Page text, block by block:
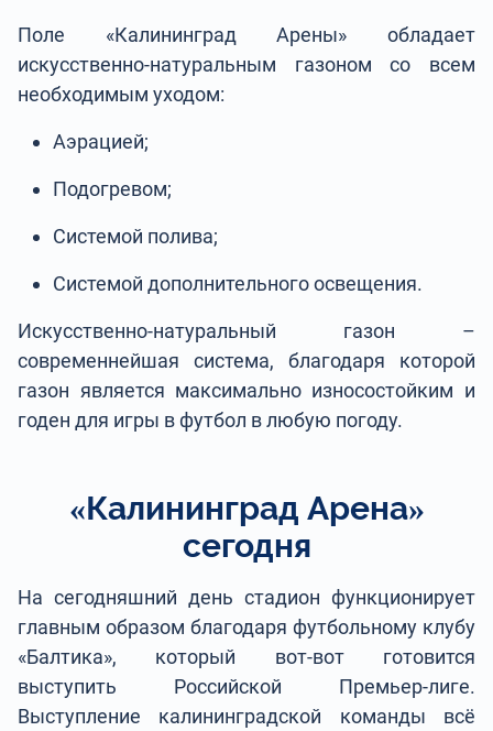
Поле «Калининград Арены» обладает
искусственно-натуральным газоном со всем
необходимым уходом:
Аэрацией;
Подогревом;
Системой полива;
Системой дополнительного освещения.
Искусственно-натуральный газон –
современнейшая система, благодаря которой
газон является максимально износостойким и
годен для игры в футбол в любую погоду.
«Калининград Арена»
сегодня
На сегодняшний день стадион функционирует
главным образом благодаря футбольному клубу
«Балтика», который вот-вот готовится
выступить Российской Премьер-лиге.
Выступление калининградской команды всё